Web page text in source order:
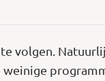
volgen.